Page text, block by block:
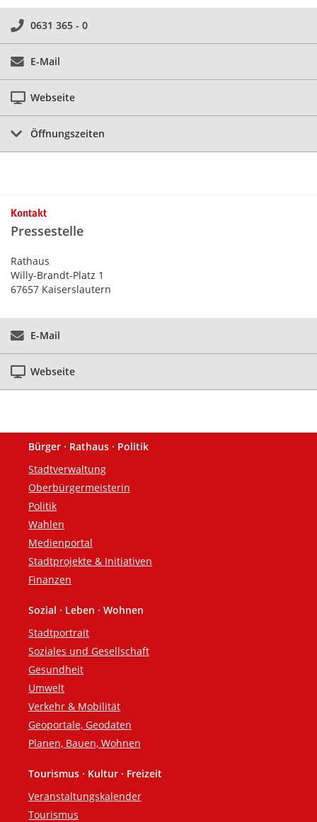
0631 365 - 0
E-Mail
Webseite
Öffnungszeiten
Kontakt
Pressestelle
Rathaus
Willy-Brandt-Platz 1
67657 Kaiserslautern
E-Mail
Webseite
Fußzeile
Bürger · Rathaus · Politik
Stadtverwaltung
Oberbürgermeisterin
Politik
Wahlen
Medienportal
Stadtprojekte & Initiativen
Finanzen
Sozial · Leben · Wohnen
Stadtportrait
Soziales und Gesellschaft
Gesundheit
Umwelt
Verkehr & Mobilität
Geoportale, Geodaten
Planen, Bauen, Wohnen
Tourismus · Kultur · Freizeit
Veranstaltungskalender
Tourismus